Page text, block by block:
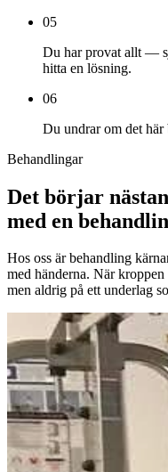
05
Du har provat allt —
hitta en lösning.
06
Du undrar om det här
Behandlingar
Det börjar
med en
Hos oss är behandling
med händerna. När
men aldrig på ett underlag